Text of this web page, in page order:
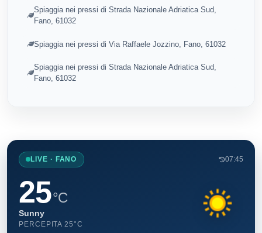
Spiaggia nei pressi di Strada Nazionale Adriatica Sud,
Fano, 61032
Spiaggia nei pressi di Via Raffaele Jozzino, Fano, 61032
Spiaggia nei pressi di Strada Nazionale Adriatica Sud,
Fano, 61032
LIVE · FANO 07:45
25°C
Sunny
PERCEPITA 25°C